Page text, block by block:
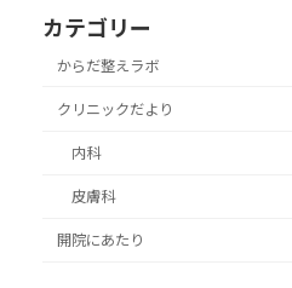
カテゴリー
からだ整えラボ
クリニックだより
内科
皮膚科
開院にあたり